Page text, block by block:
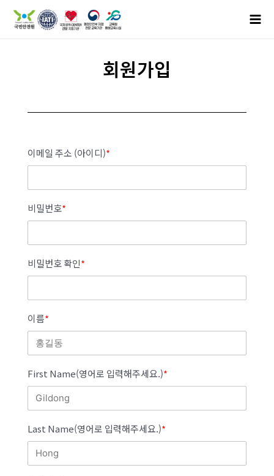
회원가입
이메일 주소 (아이디)*
비밀번호*
비밀번호 확인*
이름*
First Name(영어로 입력해주세요.)*
Last Name(영어로 입력해주세요.)*